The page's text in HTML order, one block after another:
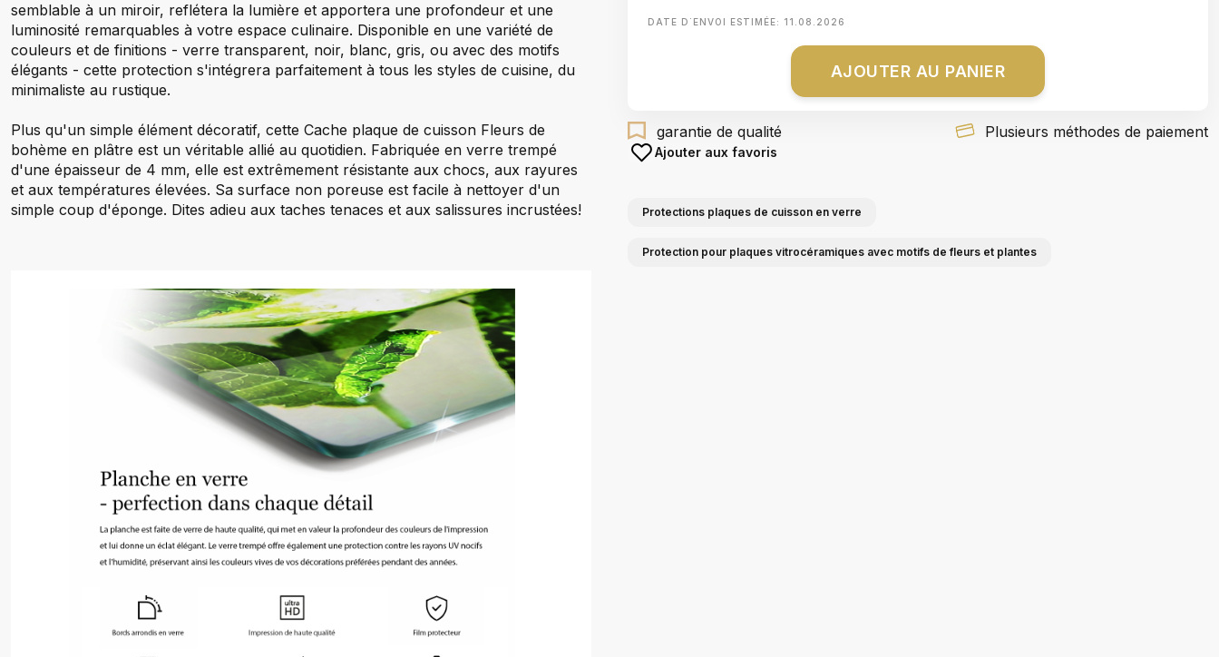
semblable à un miroir, reflétera la lumière et apportera une profondeur et une
luminosité remarquables à votre espace culinaire. Disponible en une variété de
couleurs et de finitions - verre transparent, noir, blanc, gris, ou avec des motifs
élégants - cette protection s'intégrera parfaitement à tous les styles de cuisine, du
minimaliste au rustique.
Plus qu'un simple élément décoratif, cette Cache plaque de cuisson Fleurs de
bohème en plâtre est un véritable allié au quotidien. Fabriquée en verre trempé
d'une épaisseur de 4 mm, elle est extrêmement résistante aux chocs, aux rayures
et aux températures élevées. Sa surface non poreuse est facile à nettoyer d'un
simple coup d'éponge. Dites adieu aux taches tenaces et aux salissures incrustées!
DATE D΄ENVOI ESTIMÉE: 11.08.2026
AJOUTER AU PANIER
garantie de qualité Plusieurs méthodes de paiement
Ajouter aux favoris
Protections plaques de cuisson en verre
Protection pour plaques vitrocéramiques avec motifs de fleurs et plantes